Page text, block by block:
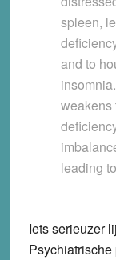
spleen,
and to
weakens
leading
Iets serieuzer